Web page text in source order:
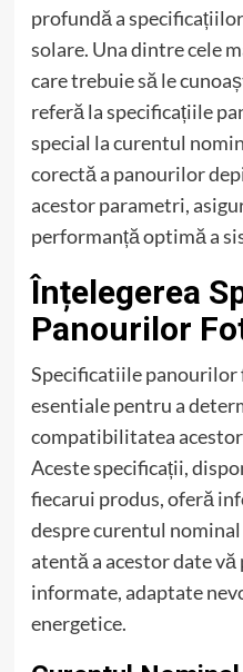
profundă a
solare. Una dintre cele
care trebuie să le
referă la specificațiile
special la curentul
corectă a panourilor
acestor parametri,
performanță optimă a
Înțelegerea
Panourilor
Specificatiile
esentiale pentru a
compatibilitatea
Aceste specificații,
fiecarui produs, oferă
despre curentul
atentă a acestor date
informate, adaptate
energetice.